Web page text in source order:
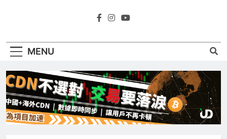
Cftime.io
AI（ChatGPT）、區塊鏈、NFT、加密貨
MENU